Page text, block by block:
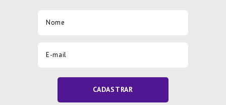
CADASTRAR